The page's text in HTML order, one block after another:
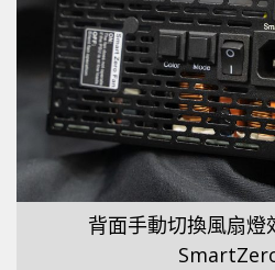
背面手動切換風扇燈